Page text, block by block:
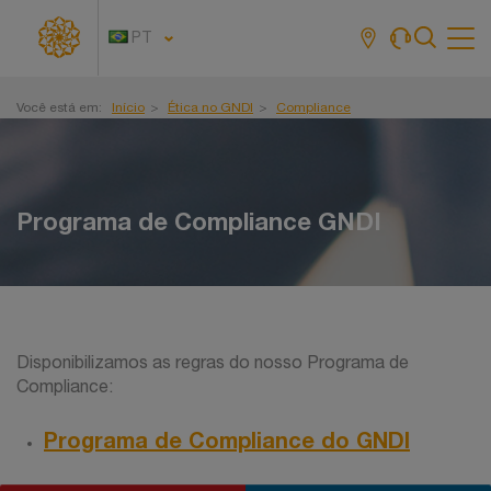
PT
Você está em: Início Ética no GNDI Compliance
Programa de Compliance GNDI
Disponibilizamos as regras do nosso Programa de
Compliance:
Programa de Compliance do GNDI